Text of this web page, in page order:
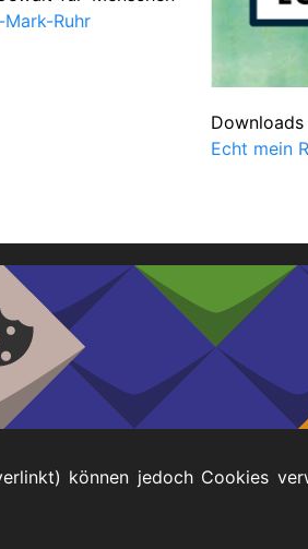
Ruhr
Downloads
Echt mein
können jedoch Cookies